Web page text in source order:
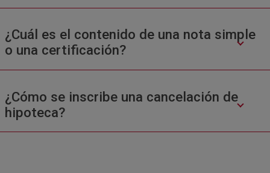
¿Cuál es el contenido de una nota simple
o una certificación?
¿Cómo se inscribe una cancelación de
hipoteca?